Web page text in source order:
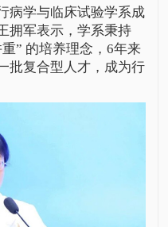
病学与临床试验学系成
拥军表示，学系秉持
” 的培养理念，6年来
批复合型人才，成为行